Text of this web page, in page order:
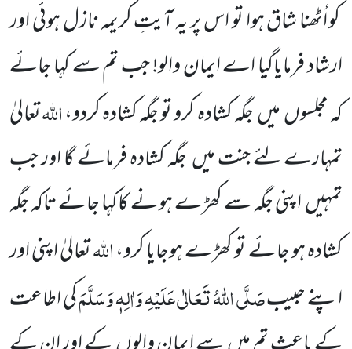
کو اُٹھنا شاق ہوا تو اس پر یہ آیتِ کریمہ نازل ہوئی اور
ارشاد فرمایاگیا اے ایمان والو! جب تم سے کہا جائے
کہ مجلسوںمیںجگہکشادہ کرو تو جگہ کشادہ کردو،اللّٰہتعالیٰ
تمہارے لئے جنت میںجگہ کشادہ فرمائے گا اورجب
تمہیںاپنی جگہ سے کھڑےہونے کاکہا جائے تاکہ جگہ
کشادہ ہو جائے تو کھڑے ہوجایا کرو،اللّٰہتعالیٰ اپنی اور
اپنے حبیبصَلَّی اللّٰہُ تَعَالٰی عَلَیْہِ وَاٰلِہٖ وَسَلَّمَکی اطاعت